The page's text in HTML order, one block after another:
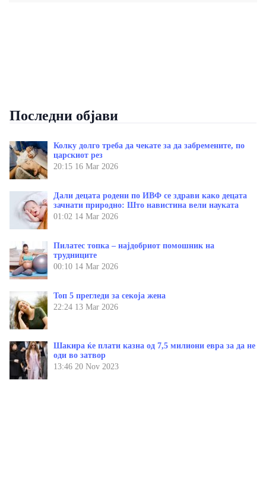
Последни објави
Колку долго треба да чекате за да забремените, по
царскиот рез
20:15 16 Mar 2026
Дали децата родени по ИВФ се здрави како децата
зачнати природно: Што навистина вели науката
01:02 14 Mar 2026
Пилатес топка – најдобриот помошник на
трудниците
00:10 14 Mar 2026
Топ 5 прегледи за секоја жена
22:24 13 Mar 2026
Шакира ќе плати казна од 7,5 милиони евра за да не
оди во затвор
13:46 20 Nov 2023